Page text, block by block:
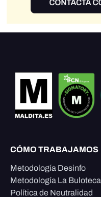
CÓMO TRABAJAMOS
Metodología Desinfo
Metodología La Buloteca
Política de Neutralidad